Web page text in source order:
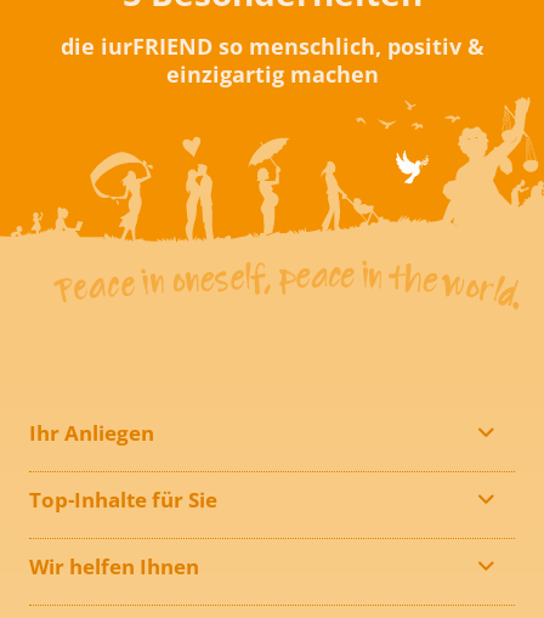
die iurFRIEND so menschlich, positiv &
einzigartig machen
Ihr Anliegen
Top-Inhalte für Sie
Wir helfen Ihnen